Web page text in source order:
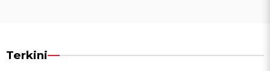
Terkini